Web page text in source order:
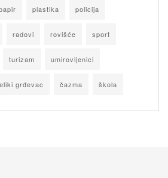
plastika policija
radovi rovišće sport
turizam umirovljenici
grđevac čazma škola